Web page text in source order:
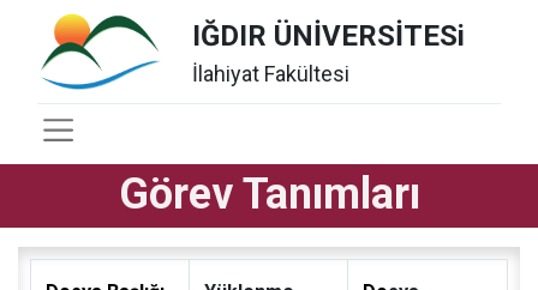
IĞDIR ÜNİVERSİTESi
İlahiyat Fakültesi
Görev Tanımları